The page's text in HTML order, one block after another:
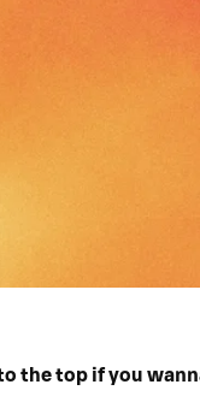
to the top if you